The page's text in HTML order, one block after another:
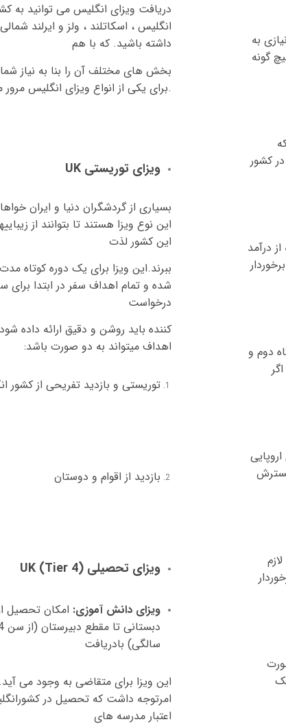
به
گونه
کشور
درآمد
دوم و
دریافت ویزای انگلیس می توانید به
انگلیس ، اسکاتلند ، ولز و ایرلند
داشته باشید. که با هم
بخش های مختلف آن را بنا به نیاز
برای یکی از انواع ویزای انگلیس مرور.
ویزای توریستی UK
بسیاری از گردشگران دنیا و ایران
این نوع ویزا هستند تا بتوانند از
این کشور لذت
ببرند.این ویزا برای یک دوره کوتاه
شده و تمام اهداف سفر در ابتدا برای
درخواست
کننده باید روشن و دقیق ارائه داده
اهداف میتواند به دو صورت باشد:
توریستی و بازدید تفریحی از کشور
بازدید از اقوام و دوستان
ویزای تحصیلی UK (Tier 4)
ویزای دانش آموزی: امکان تحصیل
دبستانی تا مقطع دبیرستان (از سن
سالگی) بادریافت
این ویزا برای متقاضی به وجود می آید.
امرتوجه داشت که تحصیل در
اعتبار مدرسه های